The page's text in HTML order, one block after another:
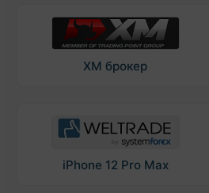
XM брокер
iPhone 12 Pro Max